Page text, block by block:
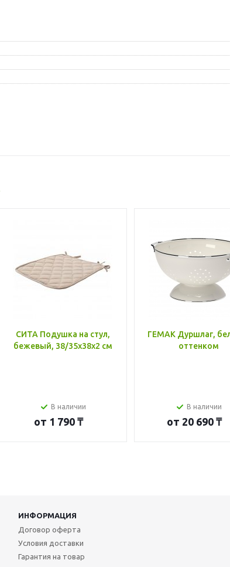
СИТА Подушка на стул,
бежевый, 38/35x38x2 см
В наличии
от 1 790 ₸
ГЕМАК Дуршлаг,
оттенком
В наличии
от 20 690 ₸
ИНФОРМАЦИЯ
Договор оферта
Условия доставки
Гарантия на товар